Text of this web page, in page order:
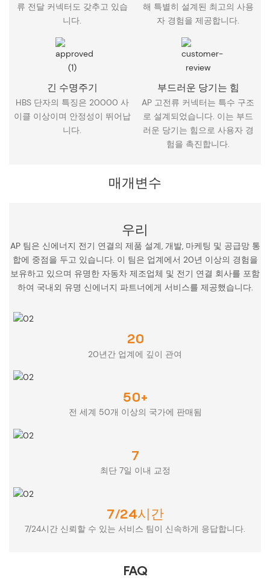
류 전달 커넥터도 갖추고 있습
니다.
해 특별히 설계된 최고의 사용
자 경험을 제공합니다.
긴 수명주기
HBS 단자의 특징은 20000 사
이클 이상이며 안정성이 뛰어납
니다.
부드러운 당기는 힘
AP 고전류 커넥터는 특수 구조
로 설계되었습니다. 이는 부드
러운 당기는 힘으로 사용자 경
험을 촉진합니다.
매개변수
우리
AP 팀은 신에너지 전기 연결의 제품 설계, 개발, 마케팅 및 공급망 통
합에 중점을 두고 있습니다. 이 팀은 업계에서 20년 이상의 경험을
보유하고 있으며 유명한 자동차 제조업체 및 전기 연결 회사를 포함
하여 국내외 유명 신에너지 파트너에게 서비스를 제공했습니다.
20
20년간 업계에 깊이 관여
50+
전 세계 50개 이상의 국가에 판매됨
7
최단 7일 이내 교정
7/24시간
7/24시간 신뢰할 수 있는 서비스 팀이 신속하게 응답합니다.
FAQ